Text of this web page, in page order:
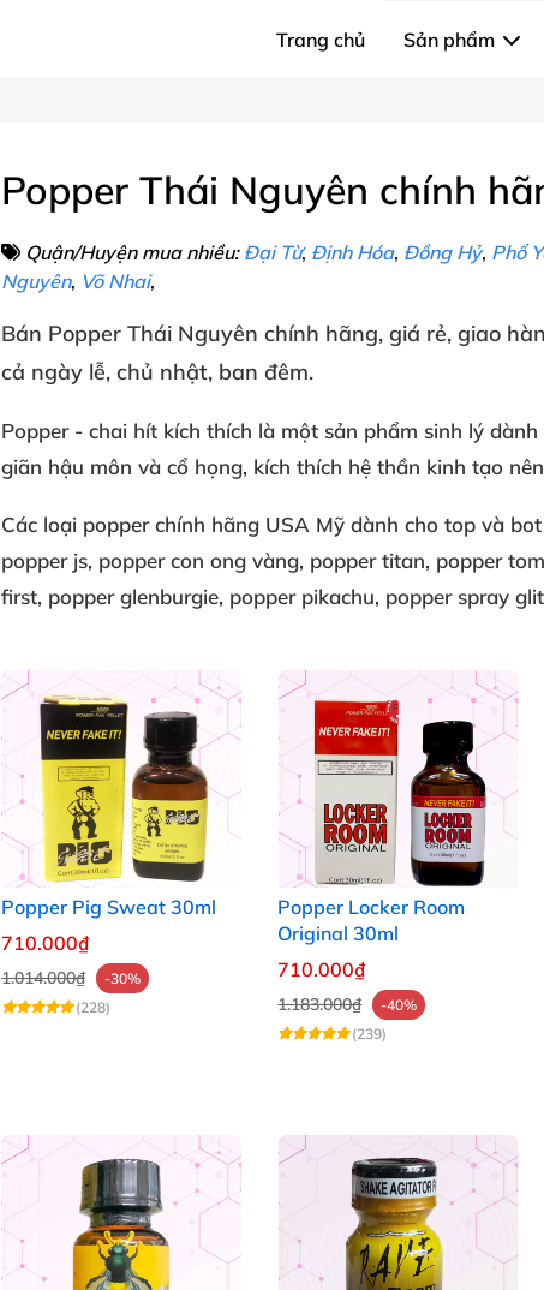
Trang chủ Sản phẩm
Popper Thái Nguyên chính
Quận/Huyện mua nhiều: Đại Từ, Định Hóa, Đồng Hỷ, Phổ
Nguyên, Võ Nhai,
Bán PopperThái Nguyên chính hãng, giá rẻ, giao
cả ngày lễ, chủ nhật, ban đêm.
Popper- chai hít kích thích là một sản phẩm sinh lýdành
giãn hậu môn và cổ họng, kích thích hệ thần kinh tạo nên
Các loại popper chính hãng USA Mỹdành cho topvà bot
popper js, popper con ong vàng, popper titan, popper
first, popper glenburgie, popper pikachu, popper spray
Popper Pig Sweat 30ml
710.000₫
1.014.000₫
-30%
(228)
Popper Locker Room
Original 30ml
710.000₫
1.183.000₫
-40%
(239)